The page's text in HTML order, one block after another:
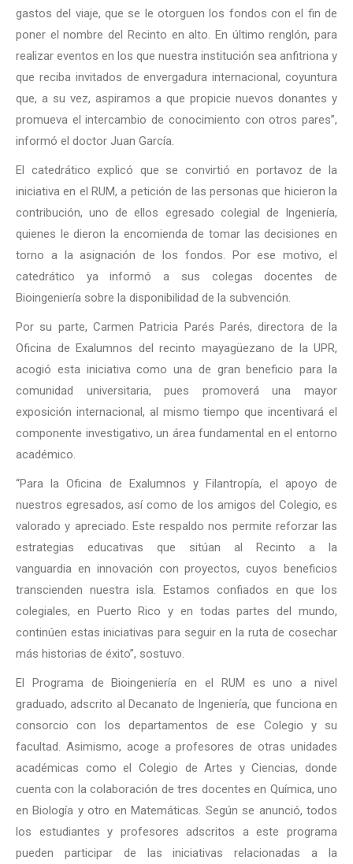
gastos del viaje, que se le otorguen los fondos con el fin de
poner el nombre del Recinto en alto. En último renglón, para
realizar eventos en los que nuestra institución sea anfitriona y
que reciba invitados de envergadura internacional, coyuntura
que, a su vez, aspiramos a que propicie nuevos donantes y
promueva el intercambio de conocimiento con otros pares”,
informó el doctor Juan García.
El catedrático explicó que se convirtió en portavoz de la
iniciativa en el RUM, a petición de las personas que hicieron la
contribución, uno de ellos egresado colegial de Ingeniería,
quienes le dieron la encomienda de tomar las decisiones en
torno a la asignación de los fondos. Por ese motivo, el
catedrático ya informó a sus colegas docentes de
Bioingeniería sobre la disponibilidad de la subvención.
Por su parte, Carmen Patricia Parés Parés, directora de la
Oficina de Exalumnos del recinto mayagüezano de la UPR,
acogió esta iniciativa como una de gran beneficio para la
comunidad universitaria, pues promoverá una mayor
exposición internacional, al mismo tiempo que incentivará el
componente investigativo, un área fundamental en el entorno
académico.
“Para la Oficina de Exalumnos y Filantropía, el apoyo de
nuestros egresados, así como de los amigos del Colegio, es
valorado y apreciado. Este respaldo nos permite reforzar las
estrategias educativas que sitúan al Recinto a la
vanguardia en innovación con proyectos, cuyos beneficios
transcienden nuestra isla. Estamos confiados en que los
colegiales, en Puerto Rico y en todas partes del mundo,
continúen estas iniciativas para seguir en la ruta de cosechar
más historias de éxito”, sostuvo.
El Programa de Bioingeniería en el RUM es uno a nivel
graduado, adscrito al Decanato de Ingeniería, que funciona en
consorcio con los departamentos de ese Colegio y su
facultad. Asimismo, acoge a profesores de otras unidades
académicas como el Colegio de Artes y Ciencias, donde
cuenta con la colaboración de tres docentes en Química, uno
en Biología y otro en Matemáticas. Según se anunció, todos
los estudiantes y profesores adscritos a este programa
pueden participar de las iniciativas relacionadas a la